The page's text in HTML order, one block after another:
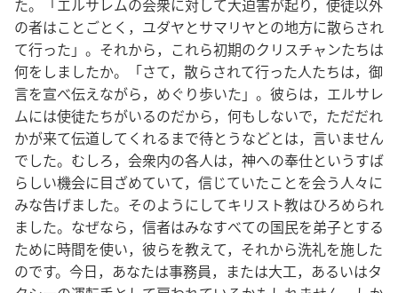
た。「エルサレムの会衆に対して大迫害が起り，使徒以外
の者はことごとく，ユダヤとサマリヤとの地方に散らされ
て行った」。それから，これら初期のクリスチャンたちは
何をしましたか。「さて，散らされて行った人たちは，御
言を宣べ伝えながら，めぐり歩いた」。彼らは，エルサレ
ムには使徒たちがいるのだから，何もしないで，ただだれ
かが来て伝道してくれるまで待とうなどとは，言いません
でした。むしろ，会衆内の各人は，神への奉仕というすば
らしい機会に目ざめていて，信じていたことを会う人々に
みな告げました。そのようにしてキリスト教はひろめられ
ました。なぜなら，信者はみなすべての国民を弟子とする
ために時間を使い，彼らを教えて，それから洗礼を施した
のです。今日，あなたは事務員，または大工，あるいはタ